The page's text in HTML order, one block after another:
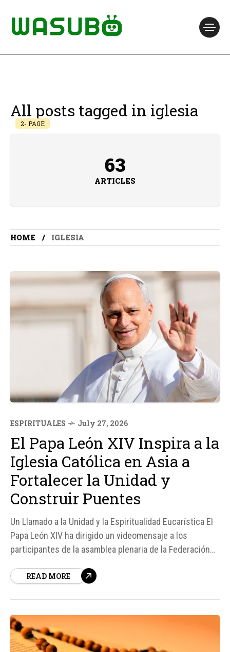
All posts tagged in iglesia
2- PAGE
63
ARTICLES
HOME IGLESIA
ESPIRITUALES July 27, 2026
El Papa León XIV Inspira a la
Iglesia Católica en Asia a
Fortalecer la Unidad y
Construir Puentes
Un Llamado a la Unidad y la Espiritualidad Eucarística El
Papa León XIV ha dirigido un videomensaje a los
participantes de la asamblea plenaria de la Federación
Yakarta, Indonesia, del 20 al 26 de julio, según informa la
READ MORE